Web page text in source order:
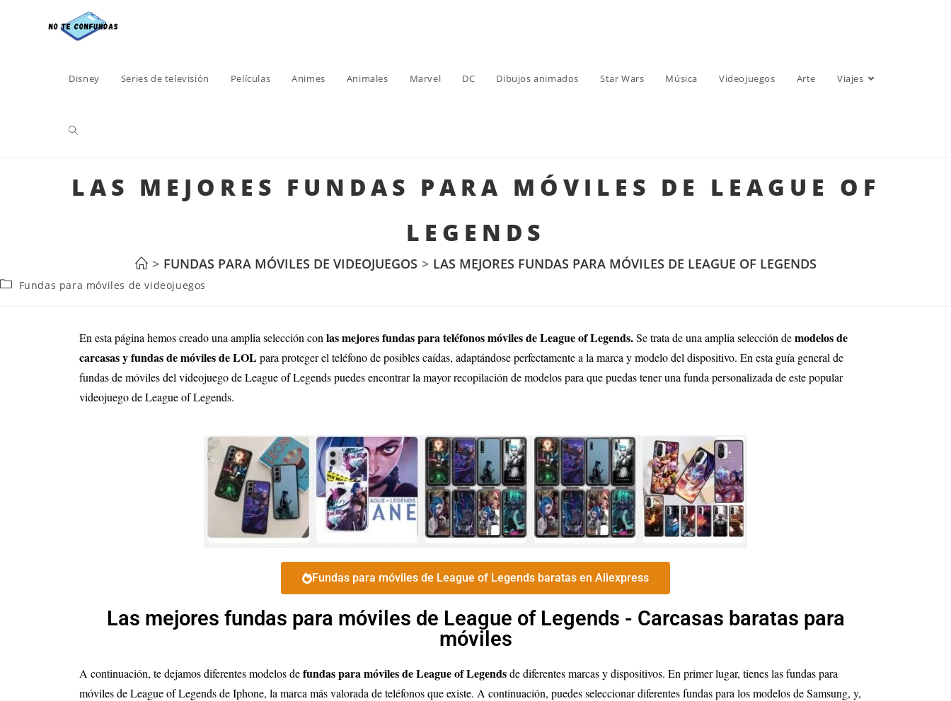
Disney Series de televisión Películas Animes Animales Marvel DC Dibujos animados Star Wars Música Videojuegos Arte Viajes
LAS MEJORES FUNDAS PARA MÓVILES DE LEAGUE OF
LEGENDS
> FUNDAS PARA MÓVILES DE VIDEOJUEGOS > LAS MEJORES FUNDAS PARA MÓVILES DE LEAGUE OF LEGENDS
Fundas para móviles de videojuegos
En esta página hemos creado una amplia selección con las mejores fundas para teléfonos móviles de League of Legends.Se trata de una amplia selección demodelos de
carcasas y fundas de móviles de LOLpara proteger el teléfono de posibles caídas, adaptándose perfectamente a la marca y modelo del dispositivo. En esta guía general de
fundas de móviles del videojuego de League of Legends puedes encontrar la mayor recopilación de modelos para que puedas tener una funda personalizada de este popular
videojuego de League of Legends.
Fundas para móviles de League of Legends baratas en Aliexpress
Las mejores fundas para móviles de League of Legends - Carcasas baratas para
móviles
A continuación, te dejamos diferentes modelos defundas para móviles de League of Legendsde diferentes marcas y dispositivos. En primer lugar, tienes las fundas para
móviles de League of Legends de Iphone, la marca más valorada de teléfonos que existe. A continuación, puedes seleccionar diferentes fundas para los modelos de Samsung, y,